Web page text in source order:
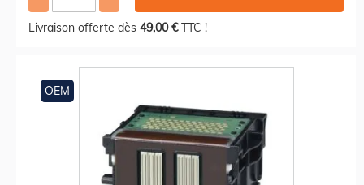
Livraison offerte dès 49,00 €TTC !
OEM